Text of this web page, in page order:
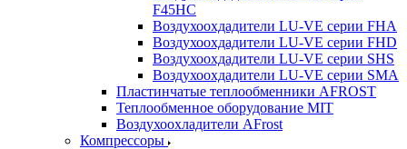
F45HC
Воздухоохдадители LU-VE серии FHA
Воздухоохдадители LU-VE серии FHD
Воздухоохдадители LU-VE серии SHS
Воздухоохдадители LU-VE серии SMA
Пластинчатые теплообменники AFROST
Теплообменное оборудование MIT
Воздухоохладители AFrost
Компрессоры